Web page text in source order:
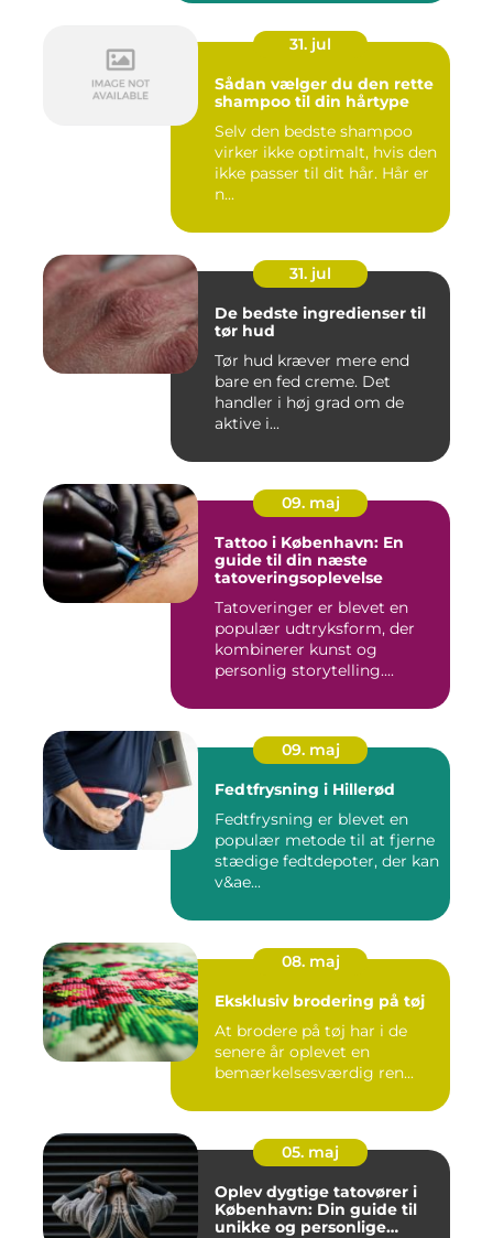
31. jul
Sådan vælger du den rette
shampoo til din hårtype
Selv den bedste shampoo
virker ikke optimalt, hvis den
ikke passer til dit hår. Hår er
n...
31. jul
De bedste ingredienser til
tør hud
Tør hud kræver mere end
bare en fed creme. Det
handler i høj grad om de
aktive i...
09. maj
Tattoo i København: En
guide til din næste
tatoveringsoplevelse
Tatoveringer er blevet en
populær udtryksform, der
kombinerer kunst og
personlig storytelling....
09. maj
Fedtfrysning i Hillerød
Fedtfrysning er blevet en
populær metode til at fjerne
stædige fedtdepoter, der kan
v&ae...
08. maj
Eksklusiv brodering på tøj
At brodere på tøj har i de
senere år oplevet en
bemærkelsesværdig ren...
05. maj
Oplev dygtige tatovører i
København: Din guide til
unikke og personlige